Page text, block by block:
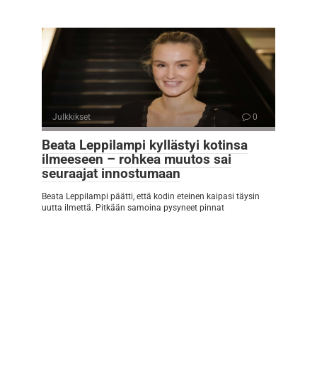
Julkkikset 0
Beata Leppilampi kyllästyi kotinsa
ilmeeseen – rohkea muutos sai
seuraajat innostumaan
Beata Leppilampi päätti, että kodin eteinen kaipasi täysin
uutta ilmettä. Pitkään samoina pysyneet pinnat